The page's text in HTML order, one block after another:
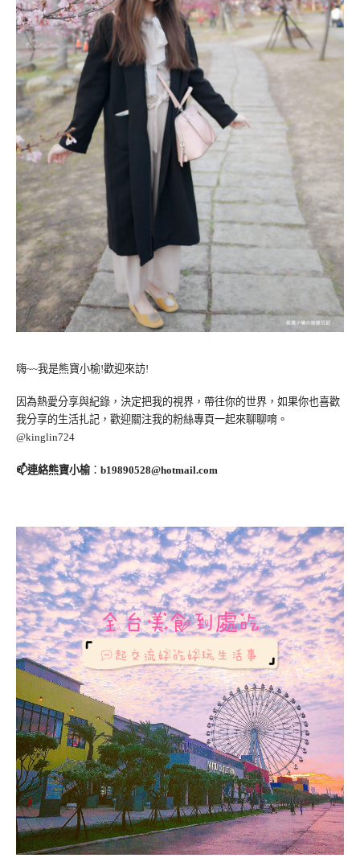
嗨~~我是熊寶小榆!歡迎來訪!
因為熱愛分享與紀錄，決定把我的視界，帶往你的世界，如果你也喜歡
我分享的生活扎記，歡迎關注我的粉絲專頁一起來聊聊唷。
@kinglin724
📫連絡熊寶小榆： b19890528@hotmail.com